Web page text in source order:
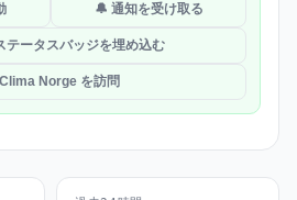
🔔 通知を受け取る
テータスバッジを埋め込む
Norge を訪問